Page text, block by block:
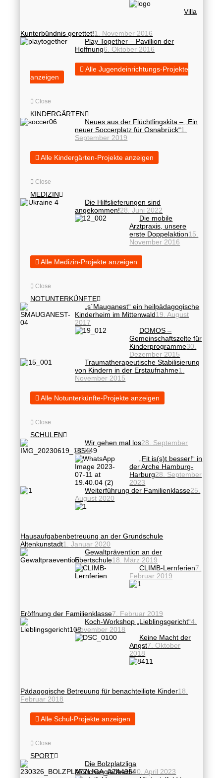
Villa
Kunterbündnis gerettet!1. November 2016
Play Together – Pavillion der
Hoffnung6. Oktober 2016
Alle Jugendeinrichtungs-Projekte
anzeigen
Close
KINDERGÄRTEN
Neues aus der Flüchtlingskita – „Ein
neuer Soccerplatz für Osnabrück“1.
September 2019
Alle Kindergärten-Projekte anzeigen
Close
MEDIZIN
Die Hilfslieferungen sind
angekommen!28. Juni 2022
Die mobile
Arztpraxis, unsere
erste Doppelaktion15.
November 2016
Alle Medizin-Projekte anzeigen
Close
NOTUNTERKÜNFTE
„s´Mauganest“ ein heilpädagogische
Kinderheim im Mittenwald19. August
2017
DOMOS –
Gemeinschaftszelte für
Kinderprogramme30.
Dezember 2015
Traumatherapeutische Stabilisierung
von Kindern in der Erstaufnahme1.
November 2015
Alle Notunterkünfte-Projekte anzeigen
Close
SCHULEN
Wir gehen mal los28. September
2023
„Fit is(s)t besser!“ in
der Arche Hamburg-
Harburg28. September
2023
Weiterführung der Familienklasse25.
August 2020
Hausaufgabenbetreuung an der Grundschule
Altenkunstadt1. Januar 2020
Gewaltprävention an der
Ebertschule18. März 2019
CLIMB-Lernferien7.
Februar 2019
Eröffnung der Familienklasse7. Februar 2019
Koch-Workshop „Lieblingsgericht“4.
November 2018
Keine Macht der
Angst7. Oktober
2018
Pädagogische Betreuung für benachteiligte Kinder18.
Februar 2018
Alle Schul-Projekte anzeigen
Close
SPORT
Die Bolzplatzliga
Mönchengladbach20. April 2023